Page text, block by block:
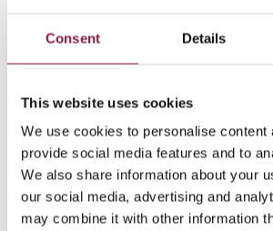
Consent Details
This website uses cookies
We use cookies to personalise content
provide social media features and to
We also share information about your
our social media, advertising and
may combine it with other information
administrasjonssystemer for
registreringsprosedyrer og
Les mer:Last ned vår mål for
gang